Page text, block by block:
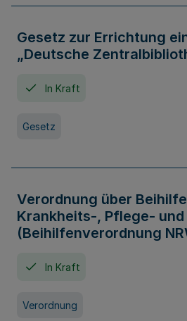
Gesetz zur Errichtung
„Deutsche
In Kraft
Gesetz
Verordnung über
Krankheits-, Pflege-
(Beihilfenverordnung
In Kraft
Verordnung